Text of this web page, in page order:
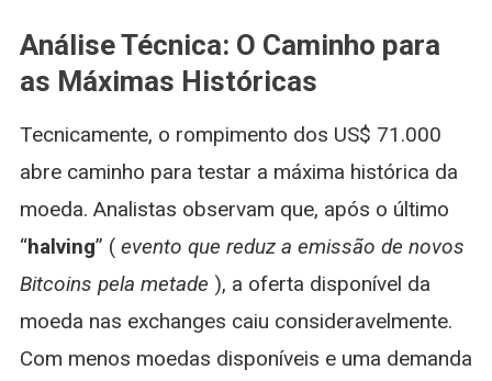
Análise Técnica: O Caminho para
as Máximas Históricas
Tecnicamente, o rompimento dos US$ 71.000
abre caminho para testar a máxima histórica da
moeda. Analistas observam que, após o último
“halving” ( evento que reduz a emissão de novos
Bitcoins pela metade ), a oferta disponível da
moeda nas exchanges caiu consideravelmente.
Com menos moedas disponíveis e uma demanda